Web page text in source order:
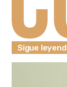
Sigue